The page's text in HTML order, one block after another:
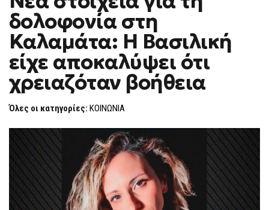
ΣΤΟΙΧΕΊΑ
ΤΗ
ΔΟΛΟΦΟΝΊΑ
ΣΤΗ
ΚΑΛΑΜΆΤΑ:
Η
ΒΑΣΙΛΙΚΉ
ΕΊΧΕ
ΑΠΟΚΑΛΎΨΕΙ
ΌΤΙ
ΒΟΉΘΕΙΑ
δολοφονία στη
Καλαμάτα: Η Βασιλική
είχε αποκαλύψει ότι
χρειαζόταν βοήθεια
Όλες οι κατηγορίες: ΚΟΙΝΩΝΙΑ